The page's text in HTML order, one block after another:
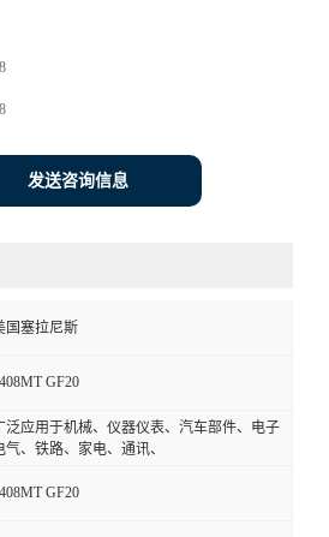
发送咨询信息
国塞拉尼斯
GF20
泛应用于机械、仪器仪表、汽车部件、电子
气、铁路、家电、通讯、
GF20